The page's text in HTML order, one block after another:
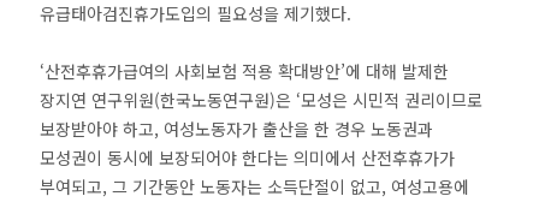
유급태아검진휴가도입의 필요성을 제기했다.
‘산전후휴가급여의 사회보험 적용 확대방안’에 대해 발제한
장지연 연구위원(한국노동연구원)은 ‘모성은 시민적 권리이므로
보장받아야 하고, 여성노동자가 출산을 한 경우 노동권과
모성권이 동시에 보장되어야 한다는 의미에서 산전후휴가가
부여되고, 그 기간동안 노동자는 소득단절이 없고, 여성고용에